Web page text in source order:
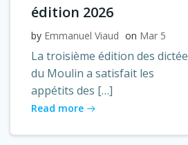
édition 2026
by Emmanuel Viaud on Mar 5
La troisième édition des dictée
du Moulin a satisfait les
appétits des […]
Read more